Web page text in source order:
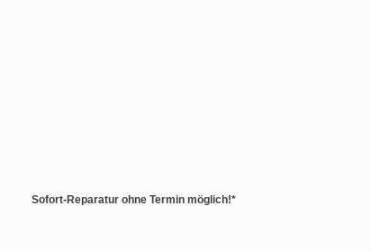
Sofort-Reparatur ohne Termin möglich!*